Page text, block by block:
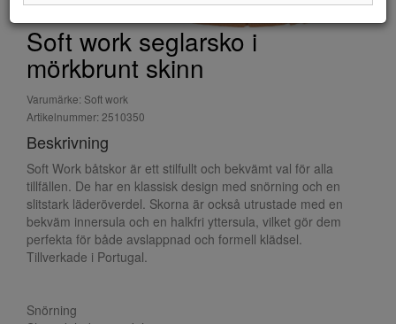
Soft work seglarsko i
mörkbrunt skinn
Varumärke: Soft work
Artikelnummer: 2510350
Beskrivning
Soft Work båtskor är ett stilfullt och bekvämt val för alla
tillfällen. De har en klassisk design med snörning och en
slitstark läderöverdel. Skorna är också utrustade med en
bekväm innersula och en halkfri yttersula, vilket gör dem
perfekta för både avslappnad och formell klädsel.
Tillverkade i Portugal.
Snörning